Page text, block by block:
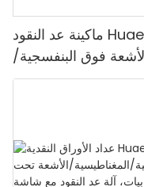
ماكينة عد النقود Huaen H-A16، عداد نقود احترافي
فوق البنفسجية/
الضوء الرقمي، عد